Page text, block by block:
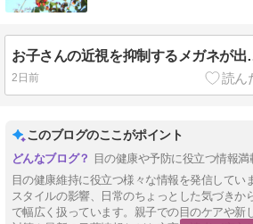
お子さんの
2日前
このブログのここがポイント
目の健康や予防に役立つ情報満
目の健康維持に役立つ様々な情報を発信してい
スタイルの影響、日常のちょっとした気づきか
で幅広く扱っています。親子での目のケアや新